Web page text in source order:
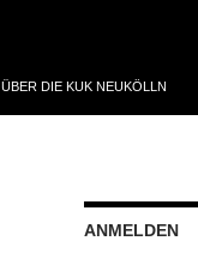
ÜBER DIE KUK NEUKÖLLN
ANMELDEN